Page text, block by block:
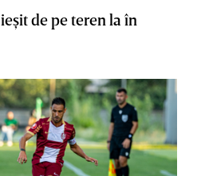
de pe teren la în